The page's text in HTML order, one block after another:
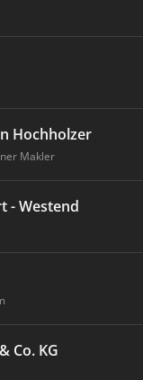
Hochholzer
Makler
- Westend
Co. KG